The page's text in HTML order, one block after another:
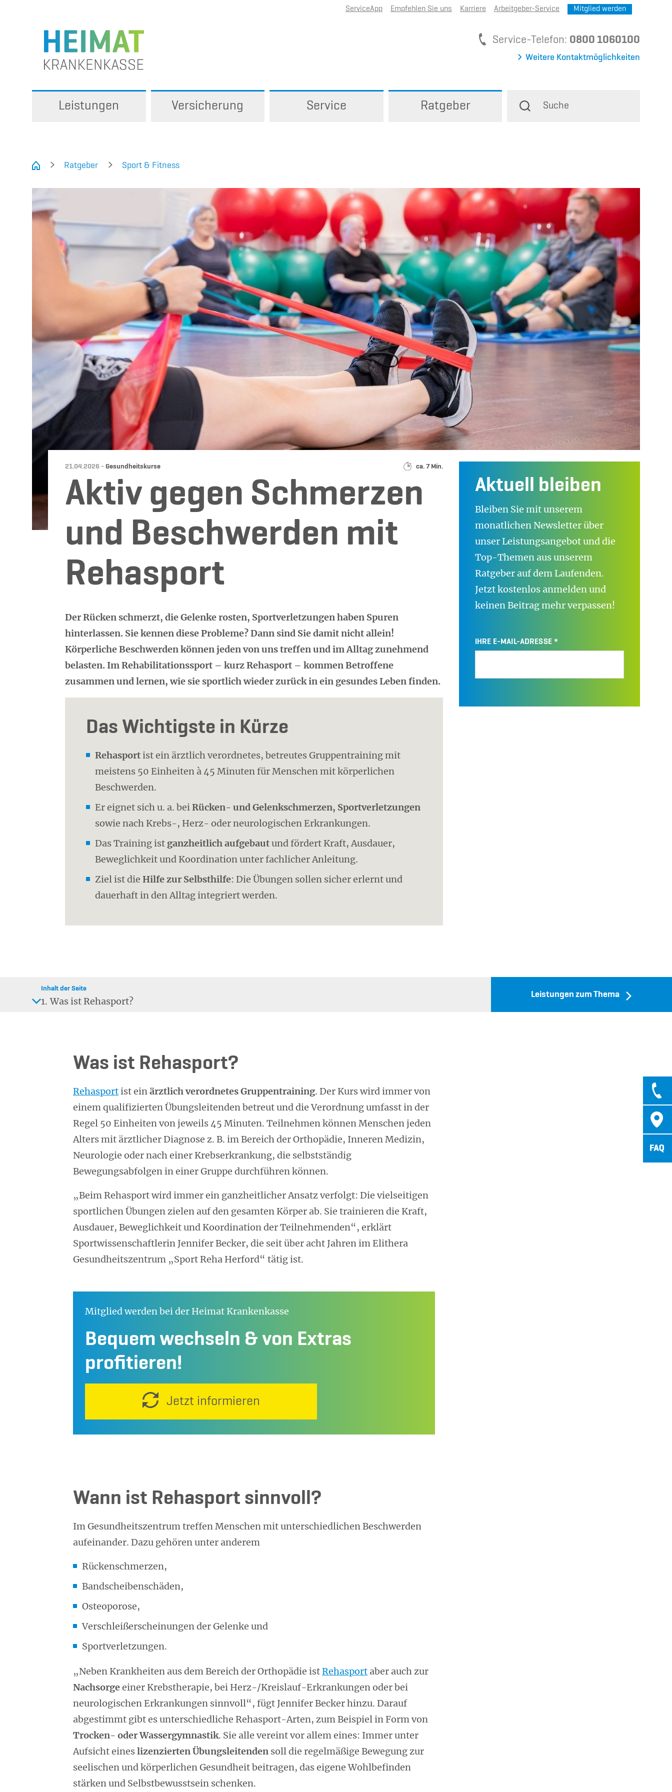
ServiceApp Empfehlen Sie uns Karriere Arbeitgeber-Service Mitglied werden
Service-Telefon: Service-Telefon
0800 1060100
Weitere Kontaktmöglichkeiten
Leistungen Versicherung Service Ratgeber Suche
Ratgeber Sport & Fitness
Datum:
21.04.2026 - Kategorie:
Gesundheitskurse Lesedauer:
ca. 7 Min.
Aktiv gegen Schmerzen
und Beschwerden mit
Rehasport
Der Rücken schmerzt, die Gelenke rosten, Sportverletzungen haben Spuren
hinterlassen. Sie kennen diese Probleme? Dann sind Sie damit nicht allein!
Körperliche Beschwerden können jeden von uns treffen und im Alltag zunehmend
belasten. Im Rehabilitationssport – kurz Rehasport – kommen Betroffene
zusammen und lernen, wie sie sportlich wieder zurück in ein gesundes Leben finden.
Das Wichtigste in Kürze
Rehasportist ein ärztlich verordnetes, betreutes Gruppentraining mit
meistens 50 Einheiten à 45 Minuten für Menschen mit körperlichen
Beschwerden.
Er eignet sich u. a. beiRücken- und Gelenkschmerzen, Sportverletzungen
sowie nach Krebs-, Herz- oder neurologischen Erkrankungen.
Das Training ist ganzheitlich aufgebautund fördert Kraft, Ausdauer,
Beweglichkeit und Koordination unter fachlicher Anleitung.
Ziel ist die Hilfe zur Selbsthilfe: Die Übungen sollen sicher erlernt und
dauerhaft in den Alltag integriert werden.
Aktuell bleiben
Bleiben Sie mit unserem
monatlichen Newsletter über
unser Leistungsangebot und die
Top-Themen aus unserem
Ratgeber auf dem Laufenden.
Jetzt kostenlos anmelden und
keinen Beitrag mehr verpassen!
IHRE E-MAIL-ADRESSE
Inhalt der Seite
1. Was ist Rehasport?
Leistungen zum Thema
Was ist Rehasport?
Rehasportist einärztlich verordnetes Gruppentraining. Der Kurs wird immer von
einem qualifizierten Übungsleitenden betreut und die Verordnung umfasst in der
Regel 50 Einheiten von jeweils 45 Minuten. Teilnehmen können Menschen jeden
Alters mit ärztlicher Diagnose z. B. im Bereich der Orthopädie, Inneren Medizin,
Neurologie oder nach einer Krebserkrankung, die selbstständig
Bewegungsabfolgen in einer Gruppe durchführen können.
„Beim Rehasport wird immer ein ganzheitlicher Ansatz verfolgt: Die vielseitigen
sportlichen Übungen zielen auf den gesamten Körper ab. Sie trainieren die Kraft,
Ausdauer, Beweglichkeit und Koordination der Teilnehmenden“, erklärt
Sportwissenschaftlerin Jennifer Becker, die seit über acht Jahren im Elithera
Gesundheitszentrum „Sport Reha Herford“ tätig ist.
Mitglied werden bei der Heimat Krankenkasse
Bequem wechseln & von Extras
profitieren!
Jetzt informieren
Wann ist Rehasport sinnvoll?
Im Gesundheitszentrum treffen Menschen mit unterschiedlichen Beschwerden
aufeinander. Dazu gehören unter anderem
Rückenschmerzen,
Bandscheibenschäden,
Osteoporose,
Verschleißerscheinungen der Gelenke und
Sportverletzungen.
„Neben Krankheiten aus dem Bereich der Orthopädie istRehasport aber auch zur
Nachsorgeeiner Krebstherapie, bei Herz-/Kreislauf-Erkrankungen oder bei
neurologischen Erkrankungen sinnvoll“, fügt Jennifer Becker hinzu. Darauf
abgestimmt gibt es unterschiedliche Rehasport-Arten, zum Beispiel in Form von
Trocken- oder Wassergymnastik. Sie alle vereint vor allem eines: Immer unter
Aufsicht eineslizenzierten Übungsleitenden soll die regelmäßige Bewegung zur
seelischen und körperlichen Gesundheit beitragen, das eigene Wohlbefinden
stärken und Selbstbewusstsein schenken.